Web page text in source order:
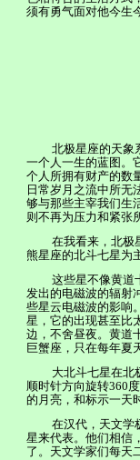
须有勇气面对他今生
北极星座的天象
一个人一生的蓝图。
个人所拥有财产的数
日常岁月之流中所无
够与那些主宰我们生
则不再为压力和紧张
在我看来，北极
熊星座的北斗七星为
这些星不像黄道
发出的电磁波的辐射
些星云电磁波的影响
星，它的出现甚至比
边，不舍昼夜。黄道
巨蟹座，只在每年夏
大北斗七星在北
顺时针方向旋转360
的月亮，和标示一天
在汉代，天文学
星来代表。他们相信
了。天文学家们每天